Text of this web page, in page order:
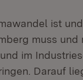
ist
muss und
im
Darauf